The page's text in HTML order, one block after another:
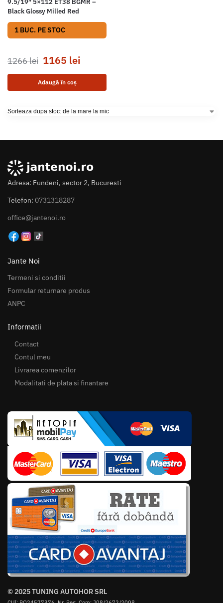
Black Glossy Milled Red
1 BUC. PE STOC
1266lei 1165 lei
Adaugă în coș
Adresa: Fundeni, sector 2, Bucuresti
Telefon: 0731318287
office@jantenoi.ro
Jante Noi
Termeni si conditii
Formular returnare produs
ANPC
Informatii
Contact
Contul meu
Livrarea comenzilor
Modalitati de plata si finantare
© 2025 TUNING AUTOHOR SRL